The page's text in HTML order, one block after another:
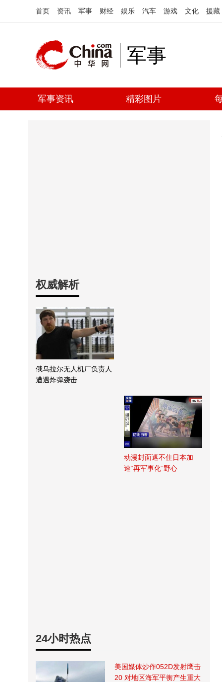
首页 资讯 军事 财经 娱乐 汽车 游戏 文化 援藏
军事
军事资讯 精彩图片
权威解析
俄乌拉尔无人机厂负责人
遭遇炸弹袭击
动漫封面遮不住日本加
速“再军事化”野心
24小时热点
美国媒体炒作052D发射鹰击
20 对地区海军平衡产生重大